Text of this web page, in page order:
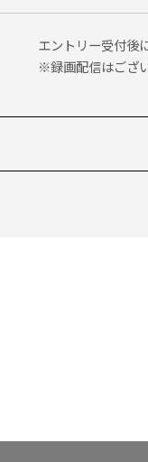
エントリー受付後
※録画配信はござ